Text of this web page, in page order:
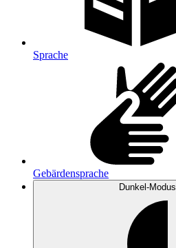
Sprache
Gebärdensprache
Dunkel-Modus